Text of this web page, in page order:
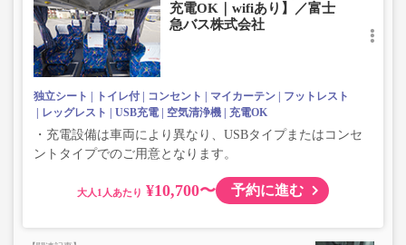
充電OK｜wifiあり】／富士
急バス株式会社
独立シート トイレ付 コンセント マイカーテン
フットレスト
レッグレスト
USB充電 空気清浄機 充電OK
・充電設備は車両により異なり、USBタイプまたはコンセ
ントタイプでのご用意となります。
大人 ¥10,700〜 予約に進む